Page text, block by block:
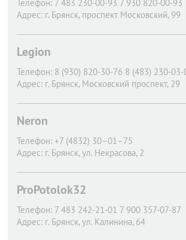
Телефон: 7 483 230-00-93 7 930 820-00-93
Адрес: г. Брянск, проспект Московский, 99
Legion
Телефон: 8 (930) 820-30-76 8 (483) 230-03-
Адрес: г. Брянск, Московский проспект, 29
Neron
Телефон: +7 (4832) 30–01–75
Адрес: г. Брянск, ул. Некрасова, 2
ProPotolok32
Телефон: 7 483 242-21-01 7 900 357-07-87
Адрес: г. Брянск, ул. Калинина, 64